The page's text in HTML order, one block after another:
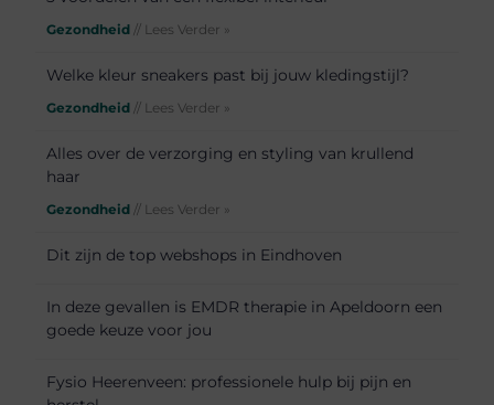
Gezondheid // Lees Verder »
Welke kleur sneakers past bij jouw kledingstijl?
Gezondheid // Lees Verder »
Alles over de verzorging en styling van krullend
haar
Gezondheid // Lees Verder »
Dit zijn de top webshops in Eindhoven
In deze gevallen is EMDR therapie in Apeldoorn een
goede keuze voor jou
Fysio Heerenveen: professionele hulp bij pijn en